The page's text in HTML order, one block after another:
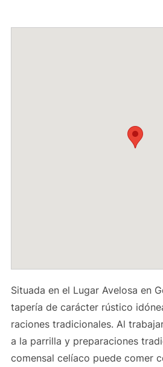
Situada en el Lugar Avelosa en
tapería de carácter rústico
raciones tradicionales. Al
a la parrilla y preparaciones
comensal celíaco puede comer